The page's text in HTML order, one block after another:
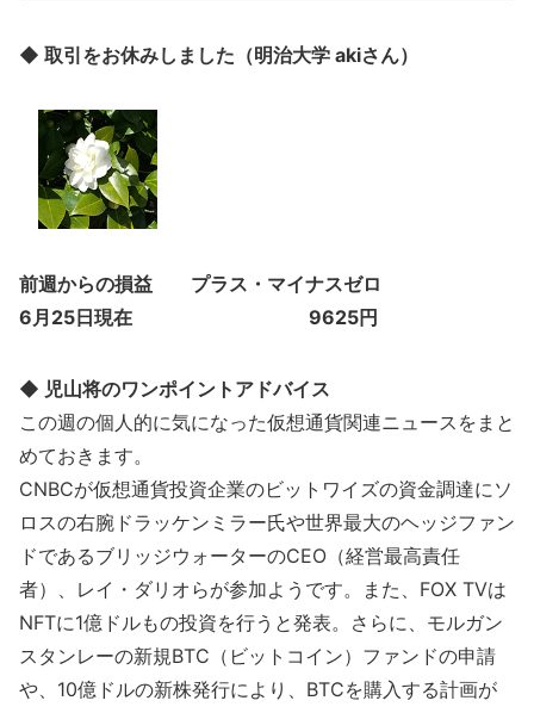
◆ 取引をお休みしました（明治大学 akiさん）
前週からの損益 プラス・マイナスゼロ
6月25日現在 9625円
◆ 児山将のワンポイントアドバイス
この週の個人的に気になった仮想通貨関連ニュースをまと
めておきます。
CNBCが仮想通貨投資企業のビットワイズの資金調達にソ
ロスの右腕ドラッケンミラー氏や世界最大のヘッジファン
ドであるブリッジウォーターのCEO（経営最高責任
者）、レイ・ダリオらが参加ようです。また、FOX TVは
NFTに1億ドルもの投資を行うと発表。さらに、モルガン
スタンレーの新規BTC（ビットコイン）ファンドの申請
や、10億ドルの新株発行により、BTCを購入する計画が